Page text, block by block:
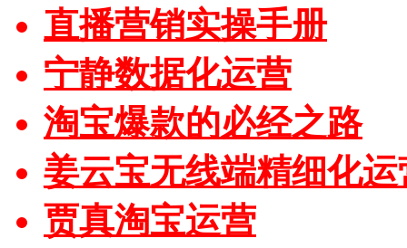
直播营销实操手册
宁静数据化运营
淘宝爆款的必经之路
姜云宝无线端精细化运
贾真淘宝运营